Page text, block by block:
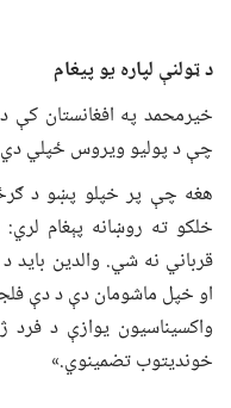
د ټولنې لپاره یو پیغام
خیرمحمد په افغانستان کې
چې د پولیو ویروس ځپلي
هغه چې پر خپلو پښو د
خلکو ته روښانه پېغام
قرباني نه شي. والدین
او خپل ماشومان دې د دې
واکسیناسیون یوازې د فرد
خوندیتوب تضمینوي.»